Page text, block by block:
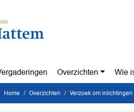
Overzichten Wie
Home Overzichten Verzoek om inlichtingen